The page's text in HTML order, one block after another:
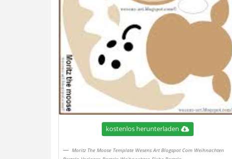
kostenlos herunterladen
Moritz The Moose Template Wesens Art Blogspot Com Weihnachten